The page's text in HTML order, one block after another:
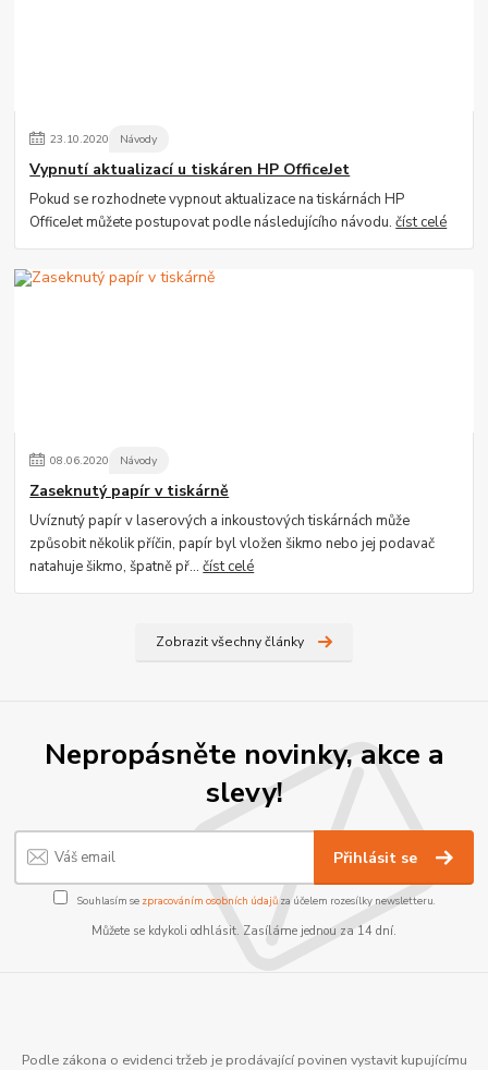
23.10.2020 Návody
Vypnutí aktualizací u tiskáren HP OfficeJet
Pokud se rozhodnete vypnout aktualizace na tiskárnách HP
OfficeJet můžete postupovat podle následujícího návodu.číst celé
08.06.2020 Návody
Zaseknutý papír v tiskárně
Uvíznutý papír v laserových a inkoustových tiskárnách může
způsobit několik příčin, papír byl vložen šikmo nebo jej podavač
natahuje šikmo, špatně př...číst celé
Zobrazit všechny články
Nepropásněte novinky, akce a
slevy!
Přihlásit se
Souhlasím se zpracováním osobních údajůza účelem rozesílky newsletteru.
Můžete se kdykoli odhlásit. Zasíláme jednou za 14 dní.
Podle zákona o evidenci tržeb je prodávající povinen vystavit kupujícímu